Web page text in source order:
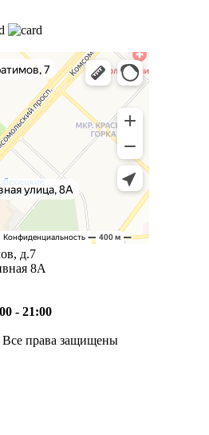
д.7
8А
- 21:00
права защищены